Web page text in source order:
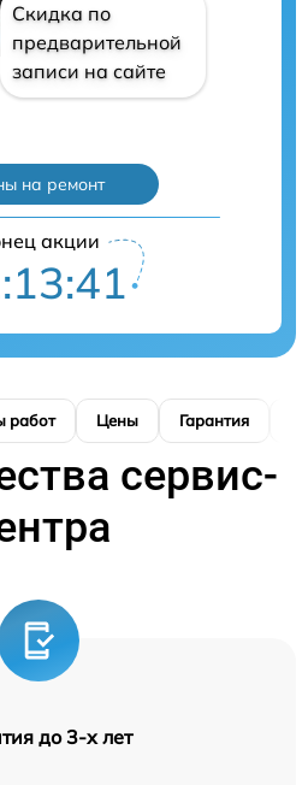
Скидка по
предварительной
записи на сайте
на ремонт
акции
работ Цены Гарантия
сервис-
до 3-х лет